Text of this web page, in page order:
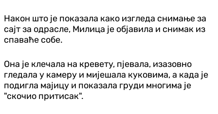
Након што је показала како изгледа снимање за
сајт за одрасле, Милица је објавила и снимак из
спаваће собе.
Она је клечала на кревету, пјевала, изазовно
гледала у камеру и мијешала куковима, а када је
подигла мајицу и показала груди многима је
"скочио притисак".